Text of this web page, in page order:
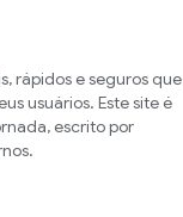
rápidos e seguros que
usuários. Este site é
escrito por